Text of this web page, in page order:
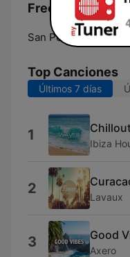
Frecuencias
San Pedro Sula: 90.5
Top Canciones
Últimos 7 días
1 Ibiza
2 Lavaux
3 Good
Axero